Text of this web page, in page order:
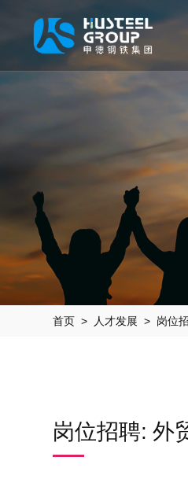
首页 > 人才发展 > 岗位
岗位招聘: 外